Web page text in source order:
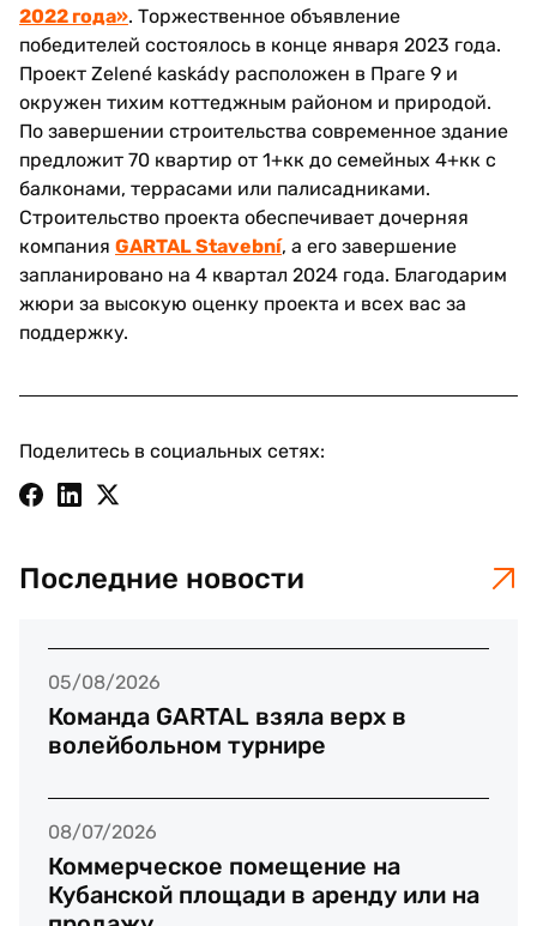
2022 года». Торжественное объявление
победителей состоялось в конце января 2023 года.
Проект Zelené kaskády расположен в Праге 9 и
окружен тихим коттеджным районом и природой.
По завершении строительства современное здание
предложит 70 квартир от 1+кк до семейных 4+кк с
балконами, террасами или палисадниками.
Строительство проекта обеспечивает дочерняя
компания GARTAL Stavební, а его завершение
запланировано на 4 квартал 2024 года. Благодарим
жюри за высокую оценку проекта и всех вас за
поддержку.
Поделитесь в социальных сетях:
Последние новости
05/08/2026
Команда GARTAL взяла верх в
волейбольном турнире
08/07/2026
Коммерческое помещение на
Кубанской площади в аренду или на